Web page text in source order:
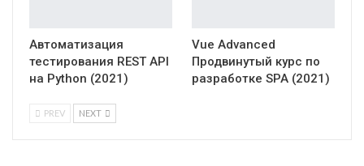
Автоматизация
тестирования REST API
на Python (2021)
Vue Advanced
Продвинутый курс по
разработке SPA (2021)
PREV NEXT